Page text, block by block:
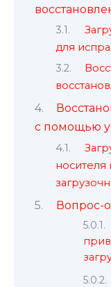
для
с помощью
носителя
Вопрос-